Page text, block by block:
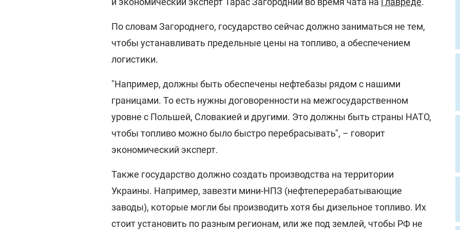
По словам Загороднего, государство сейчас должно заниматься не тем,
чтобы устанавливать предельные цены на топливо, а обеспечением
логистики.
"Например, должны быть обеспечены нефтебазы рядом с нашими
границами. То есть нужны договоренности на межгосударственном
уровне с Польшей, Словакией и другими. Это должны быть страны НАТО,
чтобы топливо можно было быстро перебрасывать", – говорит
экономический эксперт.
Также государство должно создать производства на территории
Украины. Например, завезти мини-НПЗ (нефтеперерабатывающие
заводы), которые могли бы производить хотя бы дизельное топливо. Их
стоит установить по разным регионам, или же под землей, чтобы РФ не